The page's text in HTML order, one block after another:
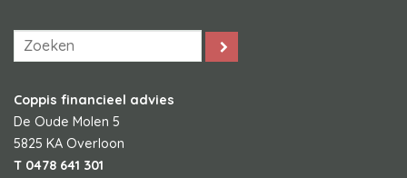
Coppis financieel advies
De Oude Molen 5
5825 KA Overloon
T 0478 641 301